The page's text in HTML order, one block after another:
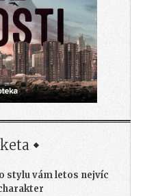
stylu vám letos nejvíc